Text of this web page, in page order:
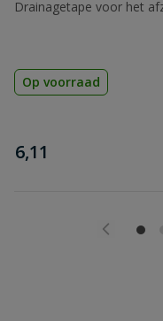
Drainagetape voor het
Op voorraad
€
6,11